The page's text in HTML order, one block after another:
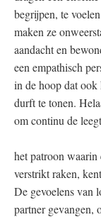
begrijpen, te
maken ze
aandacht en
een empathisch
in de hoop dat
durft te tonen.
om continu de
het patroon waarin
verstrikt raken,
De gevoelens van
partner gevangen,